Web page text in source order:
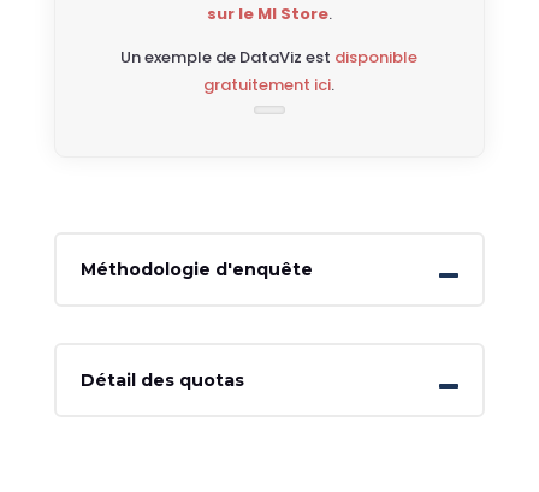
sur le MI Store.
Un exemple de DataViz est disponible
gratuitement ici.
Méthodologie d'enquête
Détail des quotas